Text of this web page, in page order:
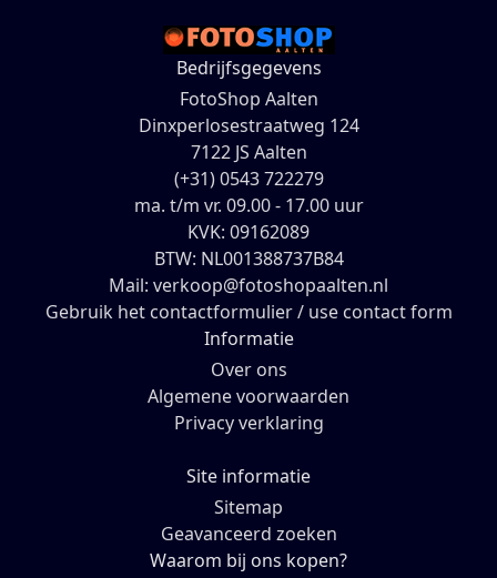
Bedrijfsgegevens
FotoShop Aalten
Dinxperlosestraatweg 124
7122 JS Aalten
(+31) 0543 722279
ma. t/m vr. 09.00 - 17.00 uur
KVK: 09162089
BTW: NL001388737B84
Mail: verkoop@fotoshopaalten.nl
Gebruik het contactformulier / use contact form
Informatie
Over ons
Algemene voorwaarden
Privacy verklaring
Site informatie
Sitemap
Geavanceerd zoeken
Waarom bij ons kopen?